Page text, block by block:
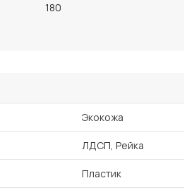
180
Экокожа
ЛДСП, Рейка
Пластик